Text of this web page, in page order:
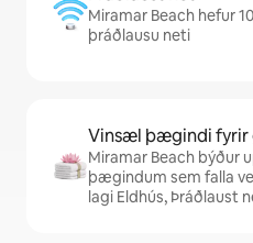
Miramar Beach hefur
þráðlausu neti
Vinsæl þægindi fyrir
Miramar Beach býður
þægindum sem falla
lagi Eldhús, Þráðlaust